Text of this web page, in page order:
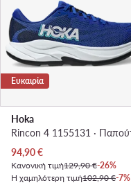
Ευκαιρία
Hoka
Τρέχουσα τιμή
94,90€
Κανονική τιμή129,90 €-26%
Η χαμηλότερη τιμή102,90 €-7%